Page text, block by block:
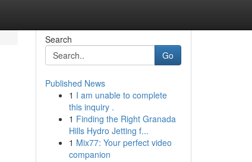
Search
Go
Published News
1 I am unable to complete
this inquiry .
1 Finding the Right Granada
Hills Hydro Jetting f...
1 Mix77: Your perfect video
companion